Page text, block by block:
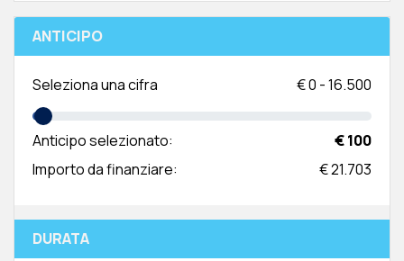
ANTICIPO
Seleziona una cifra €0 -16.500
Anticipo selezionato:
€ 100
Importo da finanziare:
€ 21.703
DURATA